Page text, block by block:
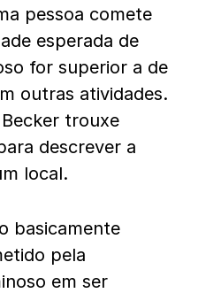
pessoa comete
esperada de
for superior a de
outras atividades.
trouxe
descrever a
local.
basicamente
pela
em ser